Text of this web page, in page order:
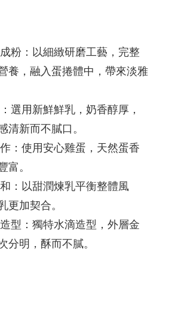
粉：以細緻研磨工藝，完整
養，融入蛋捲體中，帶來淡雅
選用新鮮鮮乳，奶香醇厚，
清新而不膩口。
：使用安心雞蛋，天然蛋香
富。
：以甜潤煉乳平衡整體風
更加契合。
型：獨特水滴造型，外層金
分明，酥而不膩。